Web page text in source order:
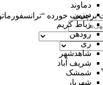
دماوند
دیزین
رباط کریم
رودهن
ری
شاهدشهر
شریف آباد
شمشک
شهریار
برچسب خورده